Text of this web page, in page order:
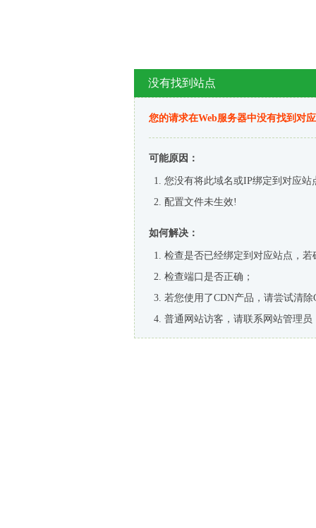
没有找到站点
您的请求在Web服务器中没有找到对
可能原因：
您没有将此域名或IP绑定到对应站
配置文件未生效!
如何解决：
检查是否已经绑定到对应站点，
检查端口是否正确；
若您使用了CDN产品，请尝试清除
普通网站访客，请联系网站管理员